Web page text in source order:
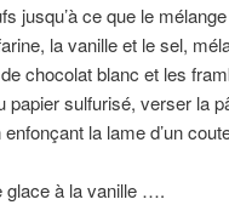
jusqu’à ce que le
la vanille et le sel,
chocolat blanc et les
papier sulfurisé, verser la
la lame d’un
glace à la vanille ….